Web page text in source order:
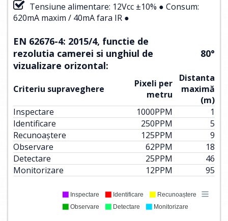
Tensiune alimentare: 12Vcc ±10% ● Consum:
620mA maxim / 40mA fara IR ●
EN 62676-4: 2015/4, functie de
rezolutia camerei si unghiul de
vizualizare orizontal:
80°
Criteriu supraveghere
Pixeli per
metru
Distanta
maximă
(m)
Inspectare
1000PPM
1
Identificare
250PPM
5
Recunoaștere
125PPM
9
Observare
62PPM
18
Detectare
25PPM
46
Monitorizare
12PPM 95
Inspectare Identificare
Recunoaștere
Observare
Detectare Monitorizare